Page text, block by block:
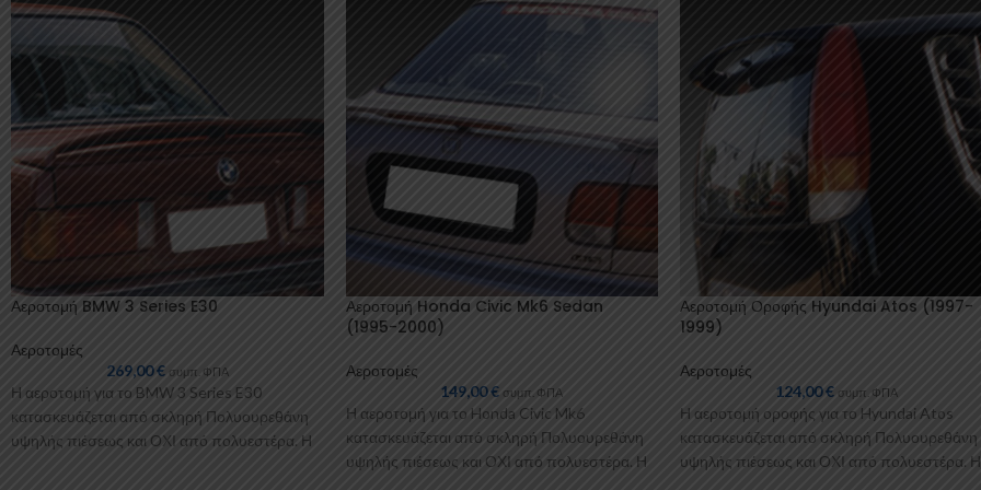
Αεροτομή BMW 3 Series E30
Αεροτομές
269,00€ συμπ. ΦΠΑ
Η αεροτομή για το BMW 3 Series E30
κατασκευάζεται από σκληρή Πολυουρεθάνη
υψηλής πιέσεως και ΟΧΙ από πολυεστέρα. Η
Αεροτομή Honda Civic Mk6 Sedan
(1995-2000)
Αεροτομές
149,00€ συμπ. ΦΠΑ
Η αεροτομή για το Honda Civic Mk6
κατασκευάζεται από σκληρή Πολυουρεθάνη
υψηλής πιέσεως και ΟΧΙ από πολυεστέρα. Η
Αεροτομή Οροφής Hyundai Atos (1997-
1999)
Αεροτομές
124,00€ συμπ. ΦΠΑ
Η αεροτομή οροφής για το Hyundai Atos
κατασκευάζεται από σκληρή Πολυουρεθάνη
υψηλής πιέσεως και ΟΧΙ από πολυεστέρα. Η